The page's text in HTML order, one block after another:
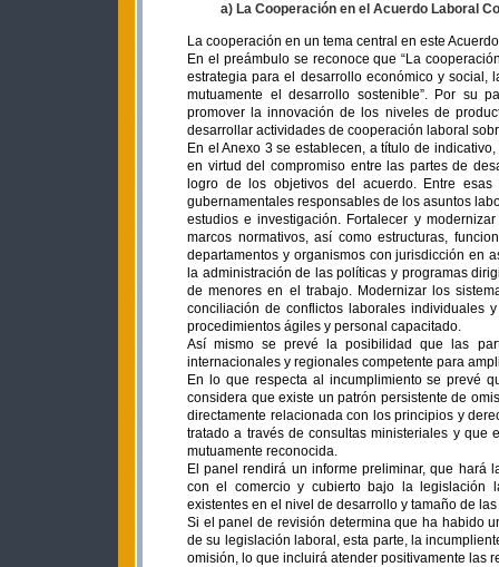
a) La Cooperación en el Acuerdo Laboral
La cooperación en un tema central en este
En el preámbulo se reconoce que “La
estrategia para el desarrollo económico y social,
mutuamente el desarrollo sostenible”. Por su
promover la innovación de los niveles de
desarrollar actividades de cooperación laboral
En el Anexo 3 se establecen, a título de
en virtud del compromiso entre las partes de
logro de los objetivos del acuerdo. Entre
gubernamentales responsables de los asuntos
estudios e investigación. Fortalecer y
marcos normativos, así como estructuras,
departamentos y organismos con jurisdicción en
la administración de las políticas y programas
de menores en el trabajo. Modernizar los
conciliación de conflictos laborales individuales
procedimientos ágiles y personal capacitado.
Así mismo se prevé la posibilidad que las
internacionales y regionales competente para
En lo que respecta al incumplimiento se prevé
considera que existe un patrón persistente de
directamente relacionada con los principios y
tratado a través de consultas ministeriales y
mutuamente reconocida.
El panel rendirá un informe preliminar, que hará
con el comercio y cubierto bajo la legislación
existentes en el nivel de desarrollo y tamaño de
Si el panel de revisión determina que ha habido
de su legislación laboral, esta parte, la
omisión, lo que incluirá atender positivamente las